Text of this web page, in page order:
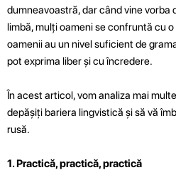
dumneavoastră, dar când vine vorba
limbă, mulți oameni se confruntă cu
oamenii au un nivel suficient de
pot exprima liber și cu încredere.
În acest articol, vom analiza mai
depășiți bariera lingvistică și să vă
rusă.
1. Practică, practică, practică